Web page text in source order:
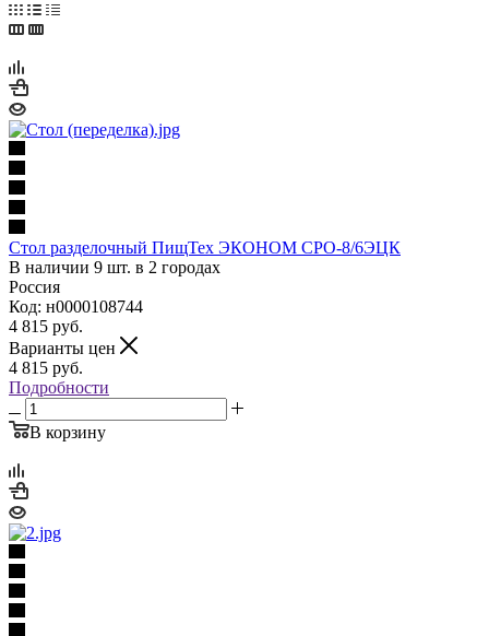
Стол разделочный ПищТех ЭКОНОМ СРО-8/6ЭЦК
В наличии 9 шт. в 2 городах
Россия
Код: н0000108744
4 815 руб.
Варианты цен
4 815 руб.
Подробности
В корзину